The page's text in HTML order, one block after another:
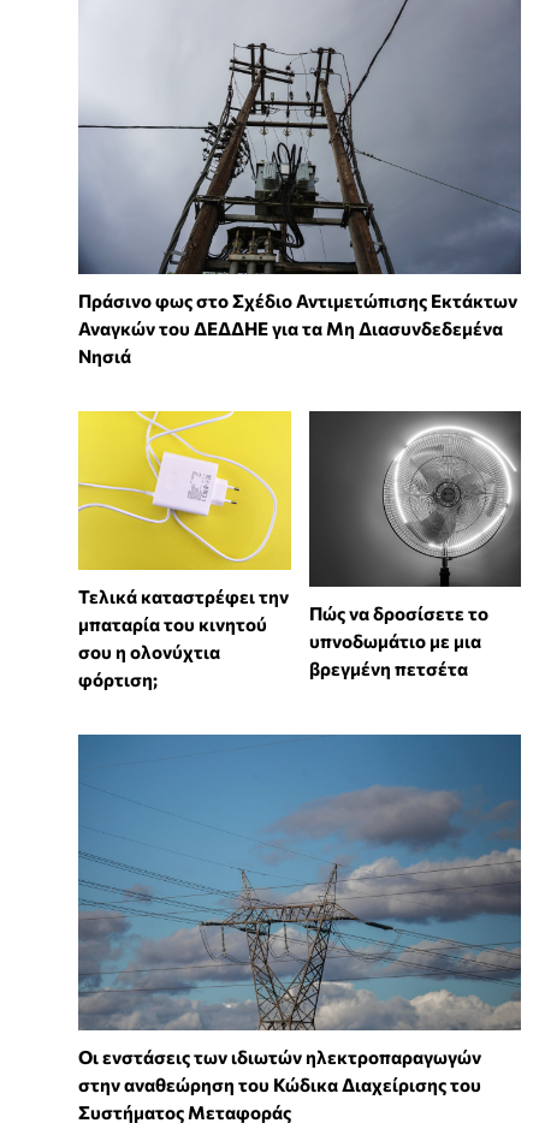
Πράσινο φως στο Σχέδιο Αντιμετώπισης Εκτάκτων
Αναγκών του ΔΕΔΔΗΕ για τα Μη Διασυνδεδεμένα
Νησιά
Τελικά καταστρέφει την
μπαταρία του κινητού
σου η ολονύχτια
φόρτιση;
Πώς να δροσίσετε το
υπνοδωμάτιο με μια
βρεγμένη πετσέτα
Οι ενστάσεις των ιδιωτών ηλεκτροπαραγωγών
στην αναθεώρηση του Κώδικα Διαχείρισης του
Συστήματος Μεταφοράς